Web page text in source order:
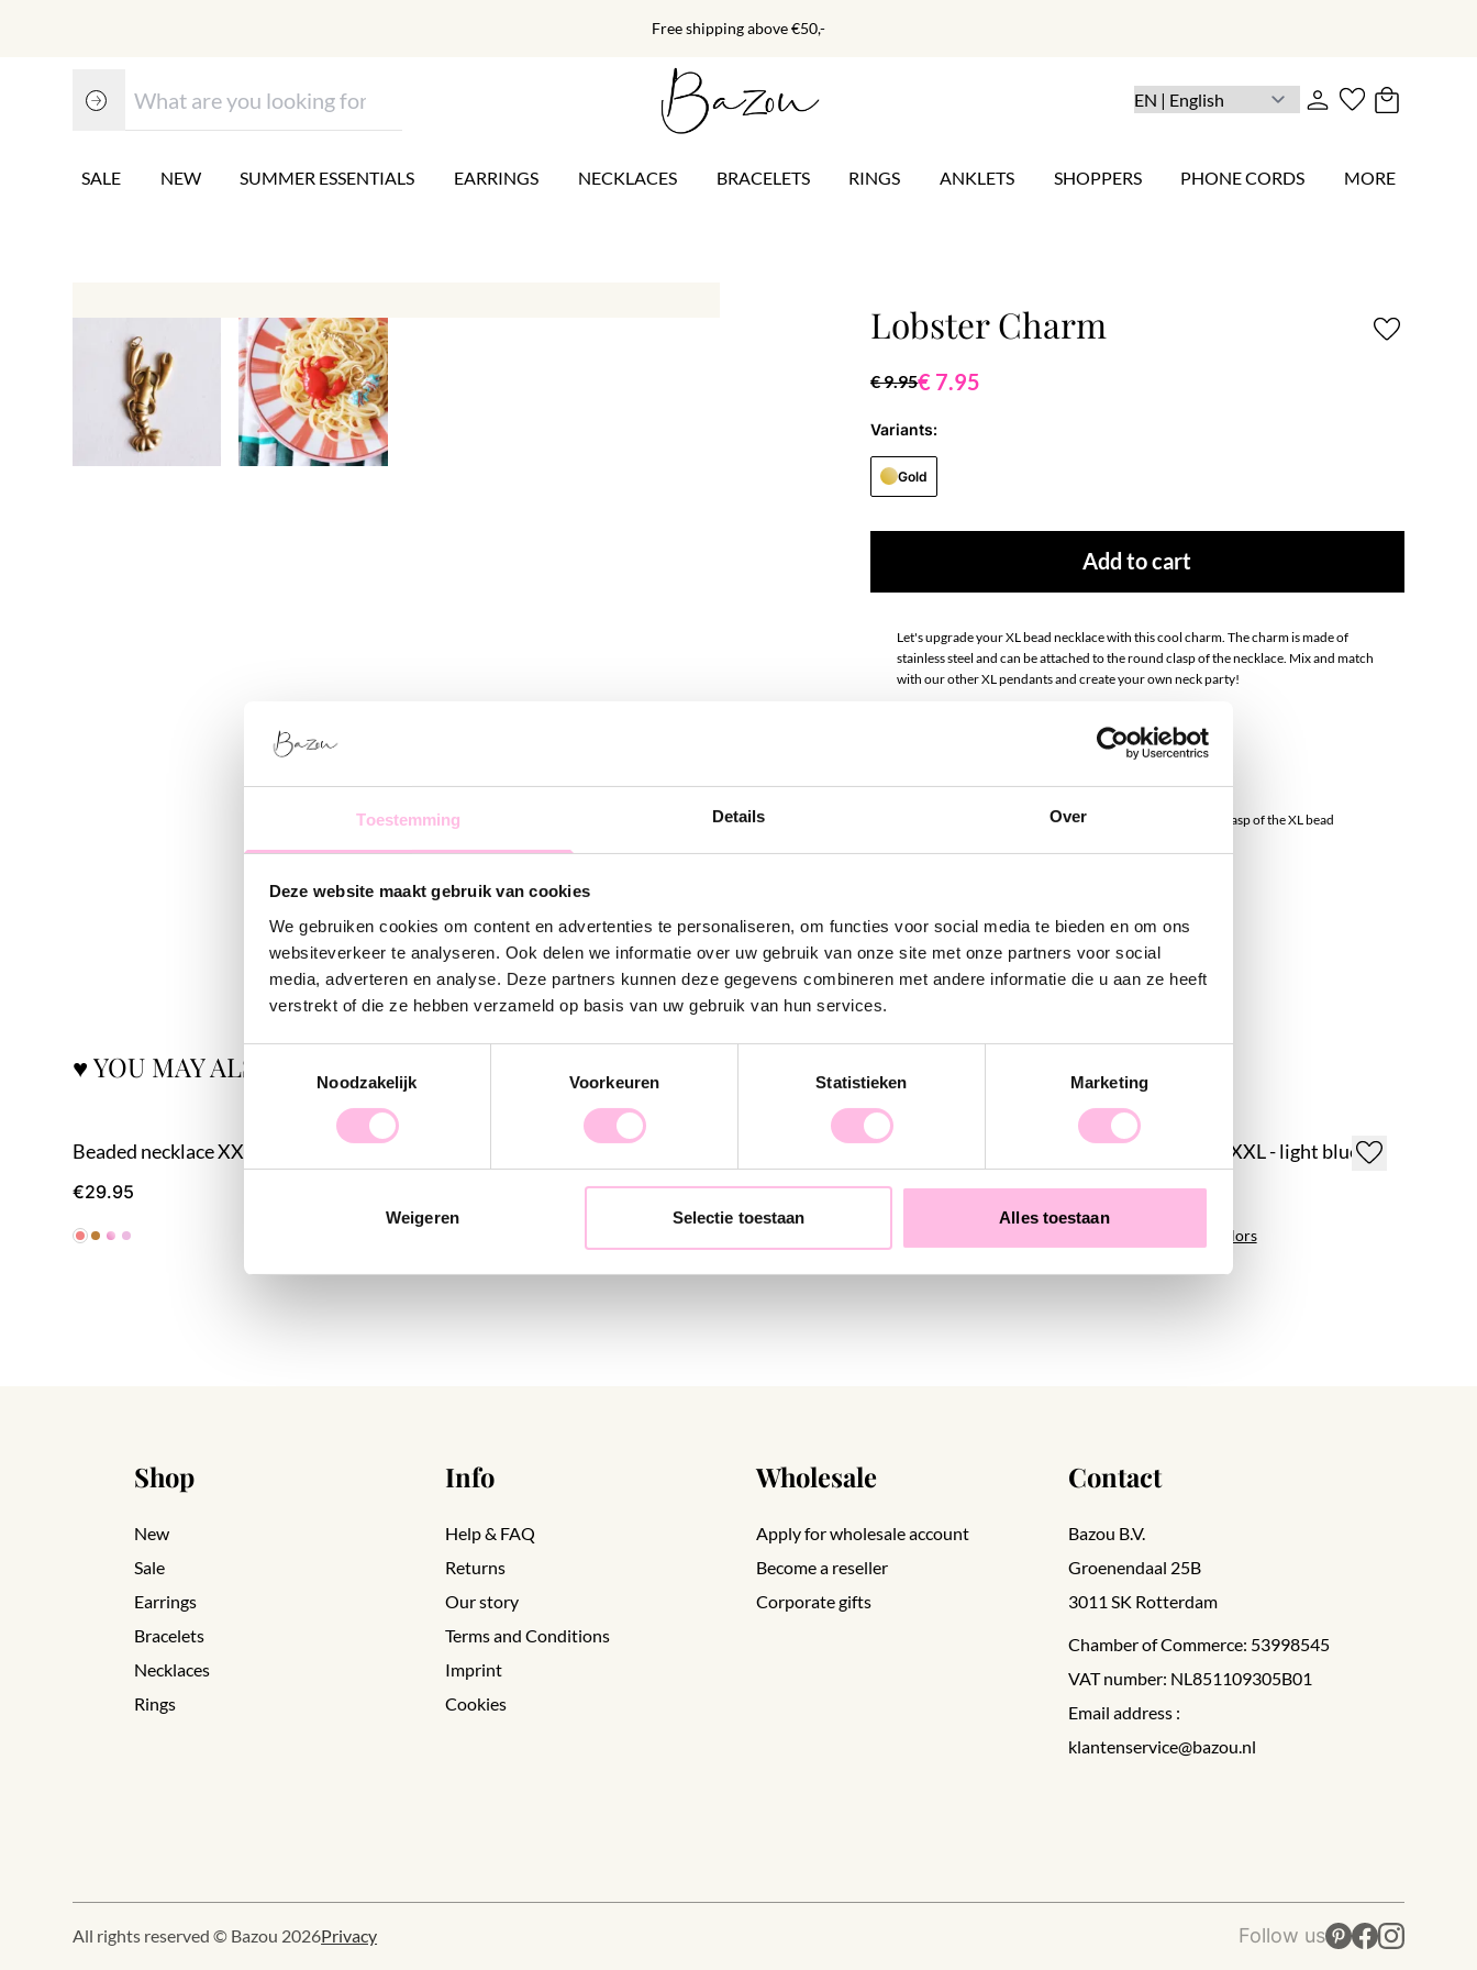
Toestemming Details Over
Deze website maakt gebruik van cookies
We gebruiken cookies om content en advertenties te personaliseren, om functies voor social media te bieden en om ons
websiteverkeer te analyseren. Ook delen we informatie over uw gebruik van onze site met onze partners voor social
media, adverteren en analyse. Deze partners kunnen deze gegevens combineren met andere informatie die u aan ze heeft
verstrekt of die ze hebben verzameld op basis van uw gebruik van hun services.
Noodzakelijk
Voorkeuren Statistieken Marketing
Weigeren Selectie toestaan Alles toestaan
Free shipping above €50,-
SALE NEW SUMMER ESSENTIALS EARRINGS NECKLACES BRACELETS RINGS ANKLETS SHOPPERS PHONE CORDS MORE
Lobster Charm
€ 9.95€ 7.95
Variants:
Gold
Add to cart
Let's upgrade your XL bead necklace with this cool charm. The charm is made of
stainless steel and can be attached to the round clasp of the necklace. Mix and match
with our other XL pendants and create your own neck party!
Please note: the charm can only be attached to the round clasp of the XL bead
♥ YOU MAY ALSO LOVE...
Beaded necklace XXL - burgundy
€29.95
Beaded necklace XXL - mint Starfish charm
€9.95€7.95
Beaded necklace XXL - light blue
€29.95
+ More colors
Shop
New
Sale
Earrings
Bracelets
Necklaces
Rings
Info
Help & FAQ
Returns
Our story
Terms and Conditions
Imprint
Cookies
Wholesale
Apply for wholesale account
Become a reseller
Corporate gifts
Contact
Bazou B.V.
Groenendaal 25B
3011 SK Rotterdam
Chamber of Commerce: 53998545
VAT number: NL851109305B01
Email address :
klantenservice@bazou.nl
All rights reserved © Bazou 2026Privacy Follow us